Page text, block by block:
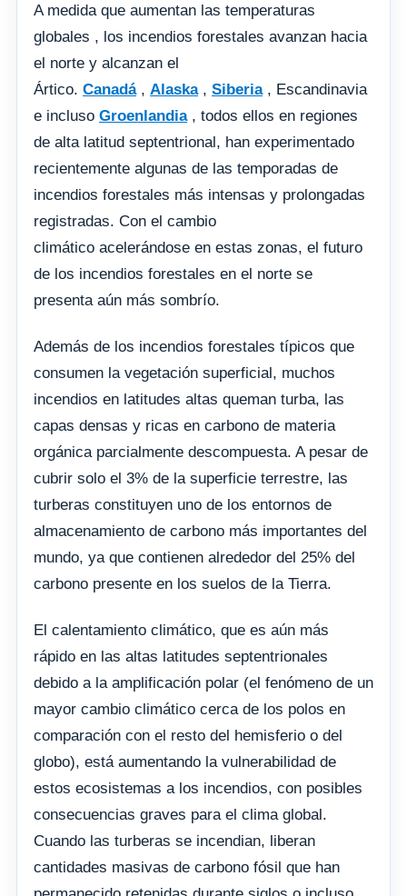
A medida que aumentan las temperaturas
globales , los incendios forestales avanzan hacia
el norte y alcanzan el
Ártico. Canadá, Alaska, Siberia, Escandinavia
e incluso Groenlandia, todos ellos en regiones
de alta latitud septentrional, han experimentado
recientemente algunas de las temporadas de
incendios forestales más intensas y prolongadas
registradas. Con el cambio
climático acelerándose en estas zonas, el futuro
de los incendios forestales en el norte se
presenta aún más sombrío.
Además de los incendios forestales típicos que
consumen la vegetación superficial, muchos
incendios en latitudes altas queman turba, las
capas densas y ricas en carbono de materia
orgánica parcialmente descompuesta. A pesar de
cubrir solo el 3% de la superficie terrestre, las
turberas constituyen uno de los entornos de
almacenamiento de carbono más importantes del
mundo, ya que contienen alrededor del 25% del
carbono presente en los suelos de la Tierra.
El calentamiento climático, que es aún más
rápido en las altas latitudes septentrionales
debido a la amplificación polar (el fenómeno de un
mayor cambio climático cerca de los polos en
comparación con el resto del hemisferio o del
globo), está aumentando la vulnerabilidad de
estos ecosistemas a los incendios, con posibles
consecuencias graves para el clima global.
Cuando las turberas se incendian, liberan
cantidades masivas de carbono fósil que han